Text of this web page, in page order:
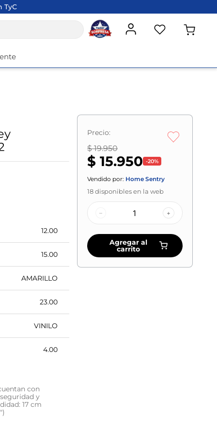
TyC
12.00
15.00
AMARILLO
23.00
VINILO
4.00
con
y
17 cm
Precio:
$ 19.950
$ 15.950 -20%
Vendido por: Home Sentry
18disponibles en la web
– +
Agregar al
carrito